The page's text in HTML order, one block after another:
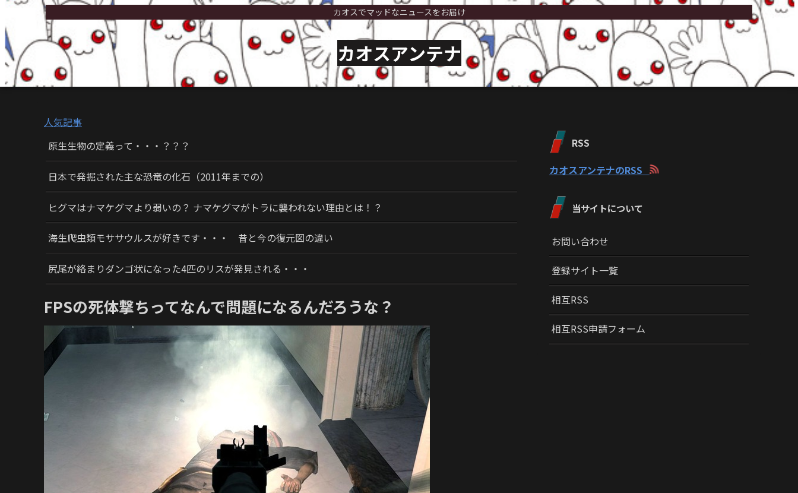
カオスでマッドなニュースをお届け
カオスアンテナ
人気記事
原生生物の定義って・・・？？？
日本で発掘された主な恐竜の化石（2011年までの）
ヒグマはナマケグマより弱いの？ ナマケグマがトラに襲われない理由とは！？
海生爬虫類モササウルスが好きです・・・ 昔と今の復元図の違い
尻尾が絡まりダンゴ状になった4匹のリスが発見される・・・
FPSの死体撃ちってなんで問題になるんだろうな？
RSS
カオスアンテナのRSS
当サイトについて
お問い合わせ
登録サイト一覧
相互RSS
相互RSS申請フォーム